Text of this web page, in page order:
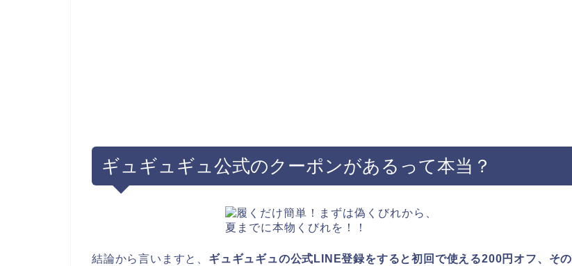
ギュギュギュ公式のクーポンがあるって本当？
結論から言いますと、 ギュギュギュの公式LINE登録をすると初回で使える200円オフ、その